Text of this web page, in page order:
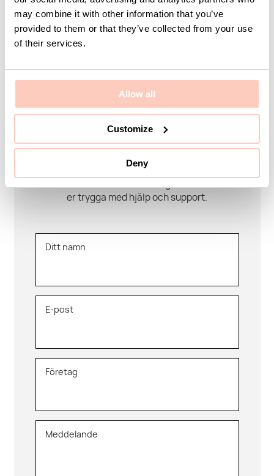
may combine it with other information that you’ve
provided to them or that they’ve collected from your use
of their services.
Allow all
Customize
Deny
Kontakta KUMI
helhetslösning just för er? Vi hjälper er med allt från
produkter, idéer och orders till att utforma bra
lösningar efter just ert behov eller projekt.
er trygga med hjälp och support.
Ditt namn
E-post
Företag
Meddelande